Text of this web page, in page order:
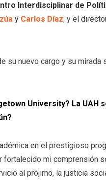
Interdisciplinar de
y Carlos Díaz; y el
su nuevo cargo y su mirada
University? La UAH
en el prestigioso
mi comprensión
al prójimo, la justicia